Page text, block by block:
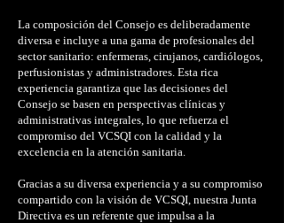
La composición del Consejo es deliberadamente
diversa e incluye a una gama de profesionales del
sector sanitario: enfermeras, cirujanos, cardiólogos,
perfusionistas y administradores. Esta rica
experiencia garantiza que las decisiones del
Consejo se basen en perspectivas clínicas y
administrativas integrales, lo que refuerza el
compromiso del VCSQI con la calidad y la
excelencia en la atención sanitaria.
Gracias a su diversa experiencia y a su compromiso
compartido con la visión de VCSQI, nuestra Junta
Directiva es un referente que impulsa a la